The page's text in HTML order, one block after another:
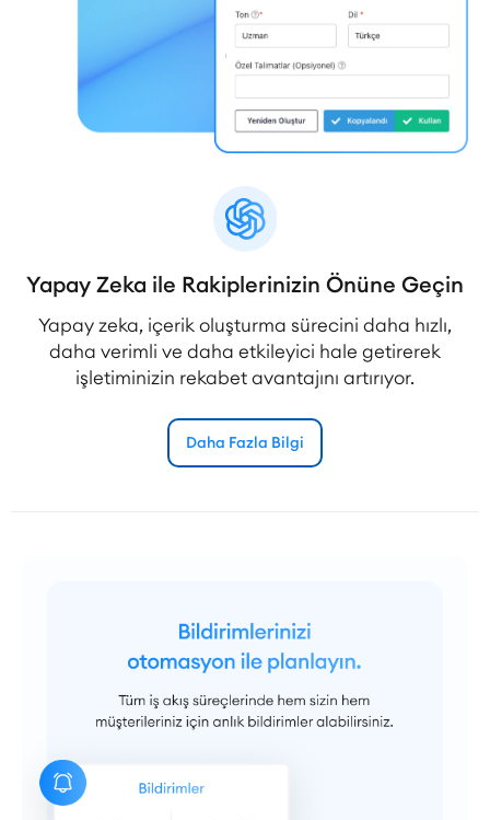
Yapay Zeka ile Rakiplerinizin Önüne Geçin
Yapay zeka, içerik oluşturma sürecini daha hızlı,
daha verimli ve daha etkileyici hale getirerek
işletiminizin rekabet avantajını artırıyor.
Daha Fazla Bilgi